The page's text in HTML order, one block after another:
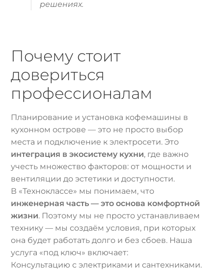
решениях.
Почему стоит
довериться
профессионалам
Планирование и установка кофемашины в
кухонном острове — это не просто выбор
места и подключение к электросети. Это
интеграция в экосистему кухни, где важно
учесть множество факторов: от мощности и
вентиляции до эстетики и доступности.
В «Техноклассе» мы понимаем, что
инженерная часть — это основа комфортной
жизни. Поэтому мы не просто устанавливаем
технику — мы создаём условия, при которых
она будет работать долго и без сбоев. Наша
услуга «под ключ» включает:
Консультацию с электриками и сантехниками.